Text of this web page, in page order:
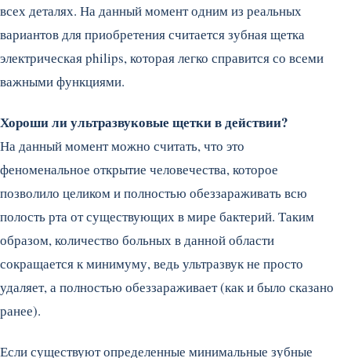
всех деталях. На данный момент одним из реальных
вариантов для приобретения считается зубная щетка
электрическая philips, которая легко справится со всеми
важными функциями.
Хороши ли ультразвуковые щетки в действии?
На данный момент можно считать, что это
феноменальное открытие человечества, которое
позволило целиком и полностью обеззараживать всю
полость рта от существующих в мире бактерий. Таким
образом, количество больных в данной области
сокращается к минимуму, ведь ультразвук не просто
удаляет, а полностью обеззараживает (как и было сказано
ранее).
Если существуют определенные минимальные зубные